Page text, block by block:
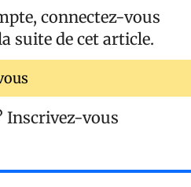
connectez-vous
suite de cet article.
Inscrivez-vous